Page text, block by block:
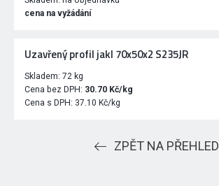
cena na vyžádání
Uzavřený profil jakl 70x50x2 S235JR
Skladem: 72 kg
Cena bez DPH: 30.70 Kč/kg
Cena s DPH: 37.10 Kč/kg
ZPĚT NA PŘEHLED